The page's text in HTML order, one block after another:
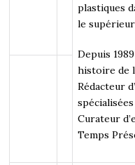
plastiques
le supérieur
Depuis
histoire de
Rédacteur
Curateur
Temps